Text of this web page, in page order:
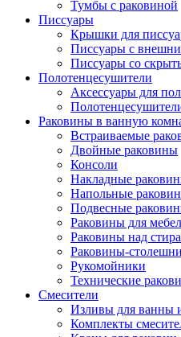
Тумбы с раковиной
Писсуары
Крышки для
Писсуары с
Писсуары со
Полотенцесушители
Аксессуары для
Раковины в ванную
Встраиваемые
Двойные раковины
Консоли
Накладные
Напольные
Подвесные
Раковины для
Раковины над
Раковины-
Рукомойники
Технические
Смесители
Изливы для ванны
Комплекты